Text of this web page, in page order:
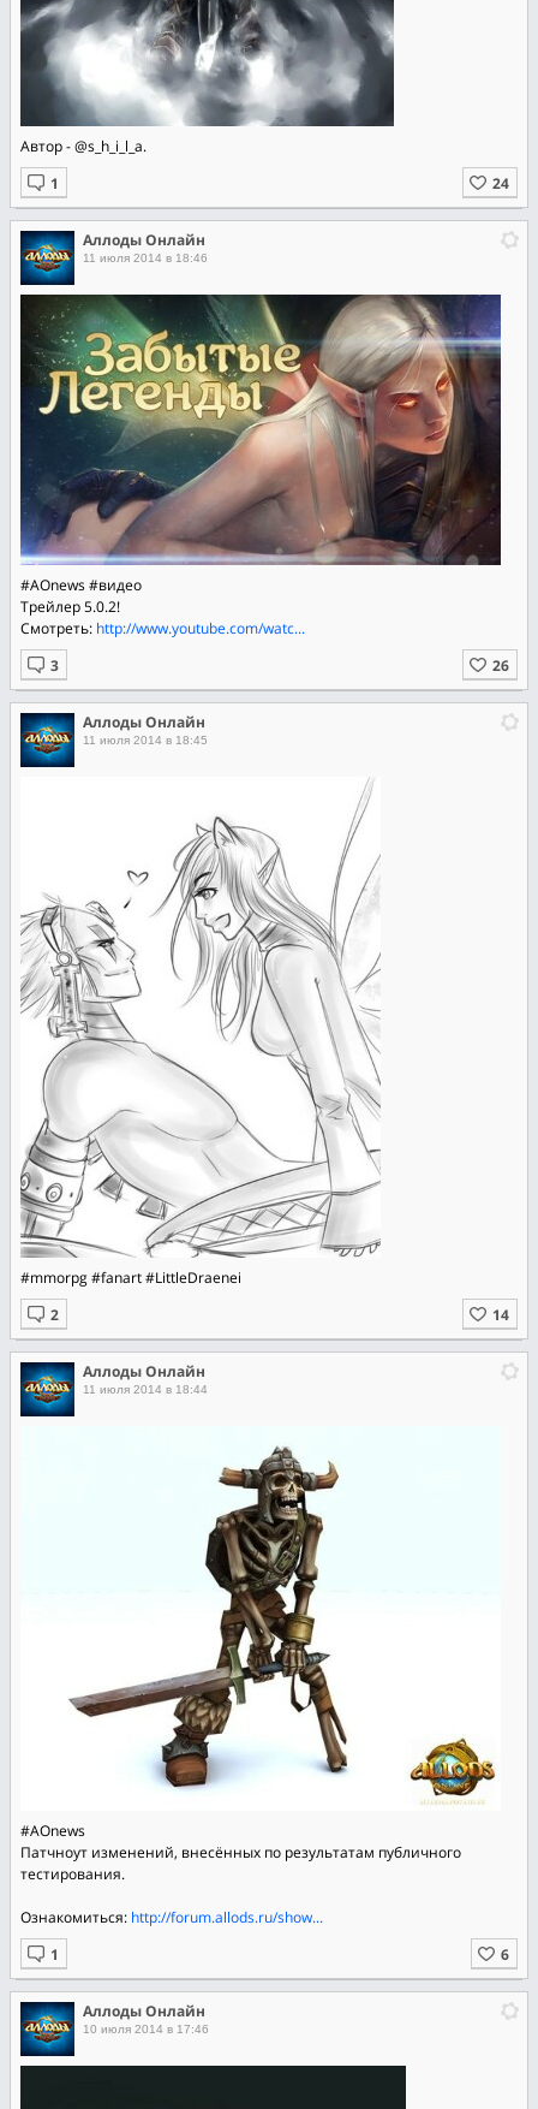
Автор - @s_h_i_l_a.
Аллоды Онлайн
11 июля 2014 в 18:46
#AOnews #видео
Трейлер 5.0.2!
Смотреть: http://www.youtube.com/watc...
Аллоды Онлайн
11 июля 2014 в 18:45
#mmorpg #fanart #LittleDraenei
Аллоды Онлайн
11 июля 2014 в 18:44
#AOnews
Патчноут изменений, внесённых по результатам публичного
тестирования.
Ознакомиться: http://forum.allods.ru/show...
Аллоды Онлайн
10 июля 2014 в 17:46